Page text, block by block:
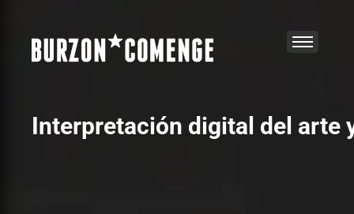
Interpretación digital del arte